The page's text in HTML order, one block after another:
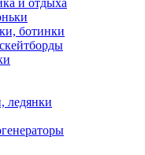
ботинки
ледянки